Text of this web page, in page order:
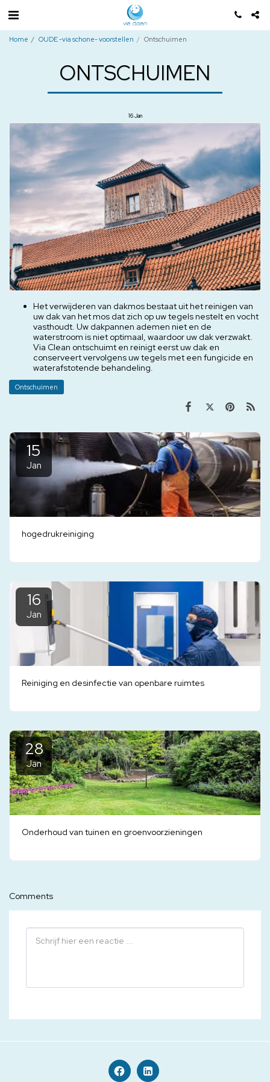
Home OUDE -via schone- voorstellen Ontschuimen
ONTSCHUIMEN
16Jan
Het verwijderen van dakmos bestaat uit het reinigen van
uw dak van het mos dat zich op uw tegels nestelt en vocht
vasthoudt. Uw dakpannen ademen niet en de
waterstroom is niet optimaal, waardoor uw dak verzwakt.
Via Clean ontschuimt en reinigt eerst uw dak en
conserveert vervolgens uw tegels met een fungicide en
waterafstotende behandeling.
Ontschuimen
15
Jan
hogedrukreiniging
16
Jan
Reiniging en desinfectie van openbare ruimtes
28
Jan
Onderhoud van tuinen en groenvoorzieningen
Comments